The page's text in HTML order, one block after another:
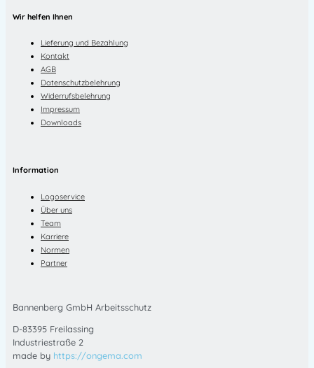
Wir helfen Ihnen
Lieferung und Bezahlung
Kontakt
AGB
Datenschutzbelehrung
Widerrufsbelehrung
Impressum
Downloads
Information
Logoservice
Über uns
Team
Karriere
Normen
Partner
Bannenberg GmbH Arbeitsschutz
D-83395 Freilassing
Industriestraße 2
made by https://ongema.com